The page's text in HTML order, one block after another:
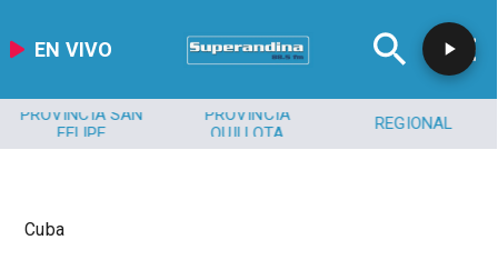
EN VIVO
PROVINCIA SAN
FELIPE
PROVINCIA
QUILLOTA
REGIONAL
Cuba